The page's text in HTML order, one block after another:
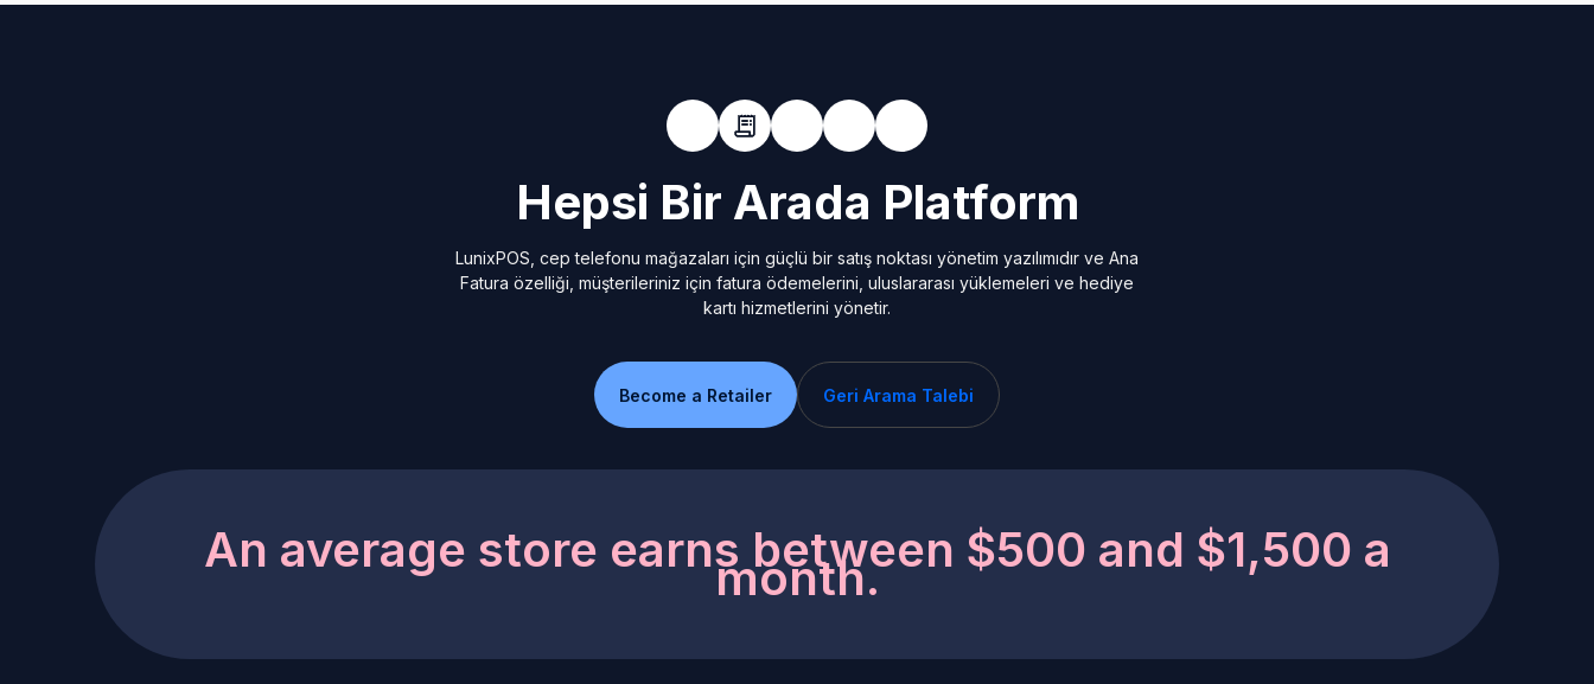
Hepsi Bir Arada Platform
LunixPOS, cep telefonu mağazaları için güçlü bir satış noktası yönetim yazılımıdır ve Ana
Fatura özelliği, müşterileriniz için fatura ödemelerini, uluslararası yüklemeleri ve hediye
kartı hizmetlerini yönetir.
Become a Retailer Geri Arama Talebi
An average store earns between $500 and $1,500 a
month.